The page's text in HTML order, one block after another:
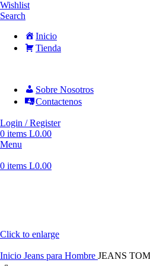
Wishlist
Search
Inicio
Tienda
Sobre Nosotros
Contactenos
Login / Register
0 items L0.00
Menu
0 items L0.00
Click to enlarge
Inicio Jeans para Hombre JEANS